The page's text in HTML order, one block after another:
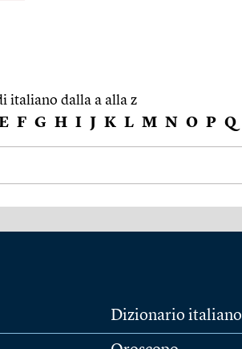
italiano dalla a alla z
F G H I J K L M N O P Q
Dizionario italiano